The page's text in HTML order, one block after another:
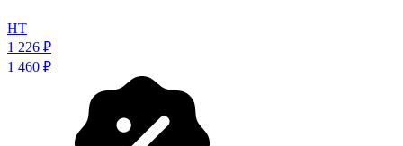
HT
1 226 ₽
1 460 ₽